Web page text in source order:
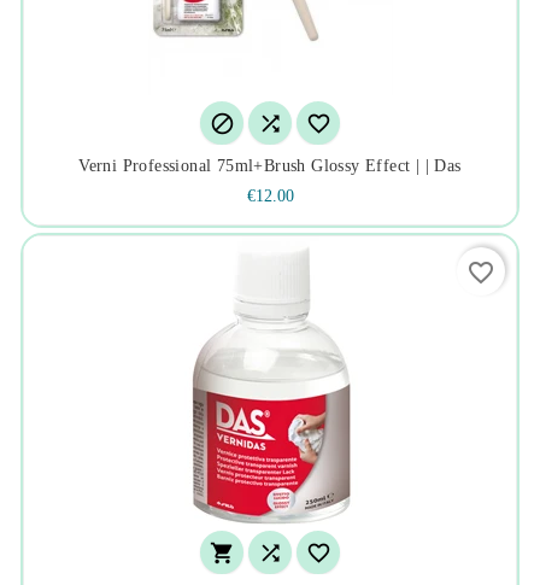
  
Verni Professional 75ml+brush Glossy Effect | | Das
€12.00
  
favorite_border